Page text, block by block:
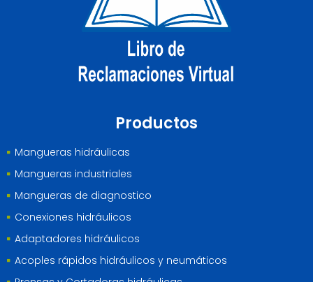
Productos
Mangueras hidráulicas
Mangueras industriales
Mangueras de diagnostico
Conexiones hidráulicos
Adaptadores hidráulicos
Acoples rápidos hidráulicos y neumáticos